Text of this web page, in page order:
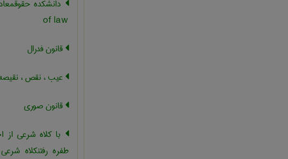
of law
قانون فدرال
عیب ، نقص ،
قانون صوری
با کلاه شرعی از
طفره رفتنکلاه